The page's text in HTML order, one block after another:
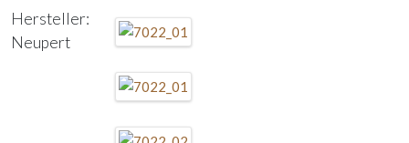
Hersteller:
Neupert